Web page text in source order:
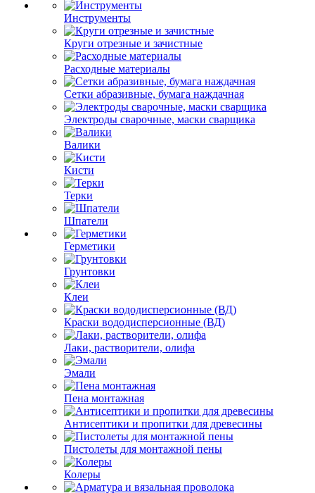
Инструменты
Круги отрезные и зачистные
Расходные материалы
Сетки абразивные, бумага наждачная
Электроды сварочные, маски сварщика
Валики
Кисти
Терки
Шпатели
Герметики
Грунтовки
Клеи
Краски вододисперсионные (ВД)
Лаки, растворители, олифа
Эмали
Пена монтажная
Антисептики и пропитки для древесины
Пистолеты для монтажной пены
Колеры